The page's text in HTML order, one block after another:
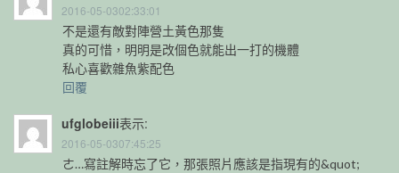
2016-05-0302:33:01
不是還有敵對陣營土黃色那隻
真的可惜，明明是改個色就能出一打的機體
私心喜歡雜魚紫配色
回覆
ufglobeiii表示:
2016-05-0307:45:25
ㄜ…寫註解時忘了它，那張照片應該是指現有的&quot;